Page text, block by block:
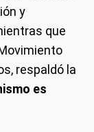
y
que
respaldó la
es